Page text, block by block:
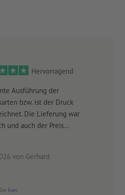
Hervorragend
Ausführung der
bzw. ist der Druck
Die Lieferung war
und auch der Preis...
von Gerhard
hier.